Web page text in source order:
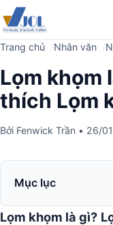
Trang chủ Nhân văn
Lọm khọm
thích Lọm
Bởi Fenwick Trần • 26/
Mục lục
Lọm khọm là gì?